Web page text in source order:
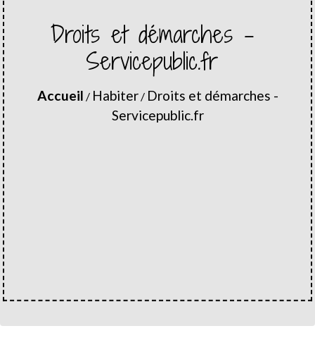
Droits et démarches -
Servicepublic.fr
Accueil / Habiter/ Droits et démarches -
Servicepublic.fr